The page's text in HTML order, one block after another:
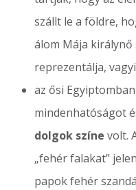
szállt le a földre,
álom Mája
reprezentálja,
az ősi
mindenhatóságot
dolgok színe volt.
„fehér falakat”
papok fehér